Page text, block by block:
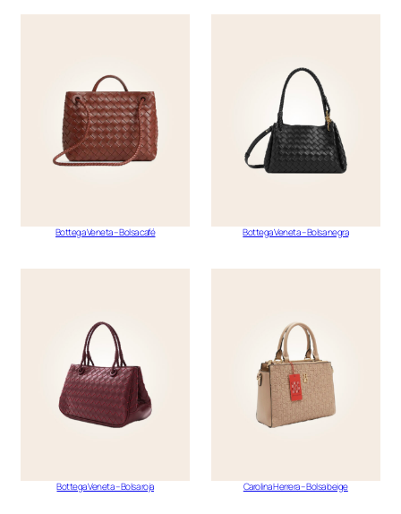
Bottega Veneta – Bolsa café Bottega Veneta – Bolsa negra
Bottega Veneta – Bolsa roja Carolina Herrera – Bolsa beige